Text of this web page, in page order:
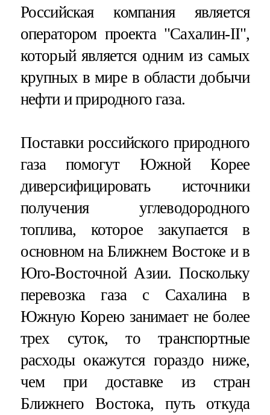
Российская компания является
оператором проекта "Сахалин-II",
который является одним из самых
крупных в мире в области добычи
нефти и природного газа.
Поставки российского природного
газа помогут Южной Корее
диверсифицировать источники
получения углеводородного
топлива, которое закупается в
основном на Ближнем Востоке и в
Юго-Восточной Азии. Поскольку
перевозка газа с Сахалина в
Южную Корею занимает не более
трех суток, то транспортные
расходы окажутся гораздо ниже,
чем при доставке из стран
Ближнего Востока, путь откуда